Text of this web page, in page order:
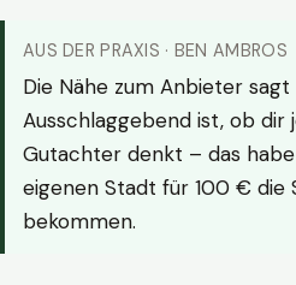
AUS DER PRAXIS · BEN AMBROS
Die Nähe zum Anbieter
Ausschlaggebend ist, ob
Gutachter denkt – das
eigenen Stadt für 100 € die
bekommen.